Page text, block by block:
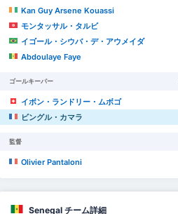
Kan Guy Arsene Kouassi
モンタッサル・タルビ
イゴール・シウバ・デ・アウメイダ
Abdoulaye Faye
ゴールキーパー
イボン・ランドリー・ムボゴ
ビングル・カマラ
監督
Olivier Pantaloni
Senegal チーム詳細